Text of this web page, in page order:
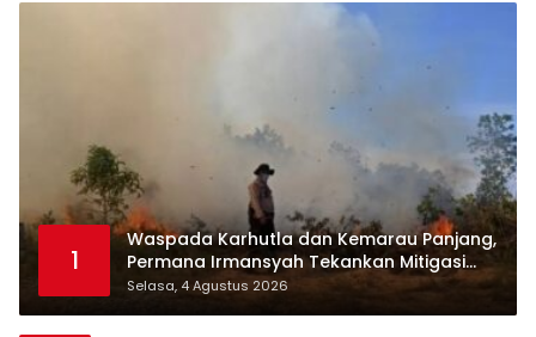
1
Waspada Karhutla dan Kemarau Panjang,
Permana Irmansyah Tekankan Mitigasi
Berbasis Komunitas
Selasa, 4 Agustus 2026